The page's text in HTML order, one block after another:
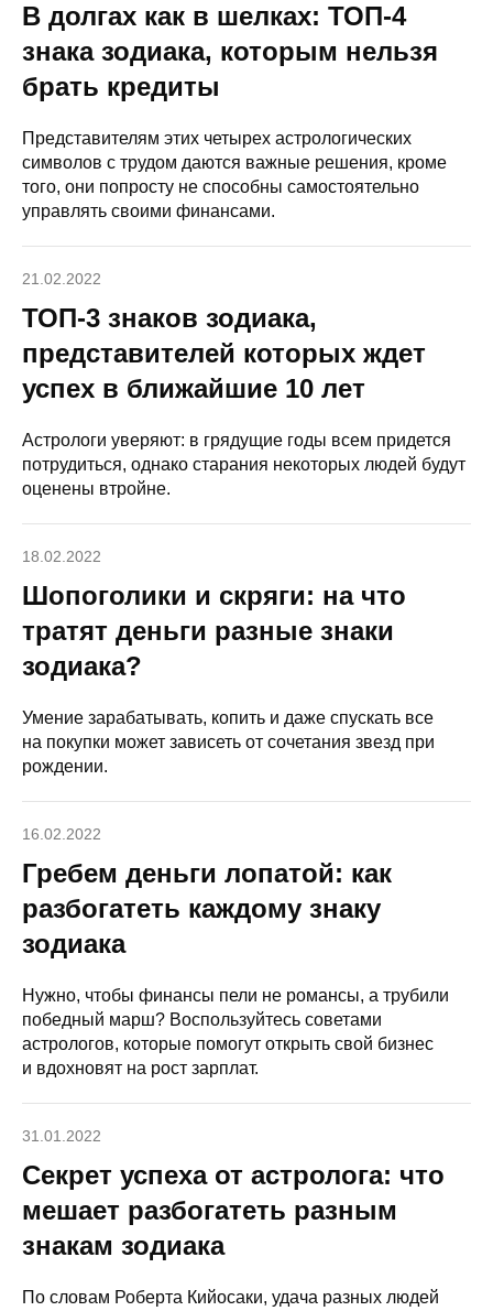
В долгах как в шелках: ТОП-4
знака зодиака, которым нельзя
брать кредиты
Представителям этих четырех астрологических
символов с трудом даются важные решения, кроме
того, они попросту не способны самостоятельно
управлять своими финансами.
21.02.2022
ТОП-3 знаков зодиака,
представителей которых ждет
успех в ближайшие 10 лет
Астрологи уверяют: в грядущие годы всем придется
потрудиться, однако старания некоторых людей будут
оценены втройне.
18.02.2022
Шопоголики и скряги: на что
тратят деньги разные знаки
зодиака?
Умение зарабатывать, копить и даже спускать все
на покупки может зависеть от сочетания звезд при
рождении.
16.02.2022
Гребем деньги лопатой: как
разбогатеть каждому знаку
зодиака
Нужно, чтобы финансы пели не романсы, а трубили
победный марш? Воспользуйтесь советами
астрологов, которые помогут открыть свой бизнес
и вдохновят на рост зарплат.
31.01.2022
Секрет успеха от астролога: что
мешает разбогатеть разным
знакам зодиака
По словам Роберта Кийосаки, удача разных людей